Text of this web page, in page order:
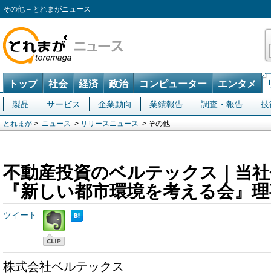
その他 – とれまがニュース
トップ 社会 経済 政治 コンピューター エンタメ
製品 サービス 企業動向 業績報告 調査・報告 技
とれまが > ニュース > リリースニュース > その他
不動産投資のベルテックス｜当
『新しい都市環境を考える会』
ツイート
株式会社ベルテックス